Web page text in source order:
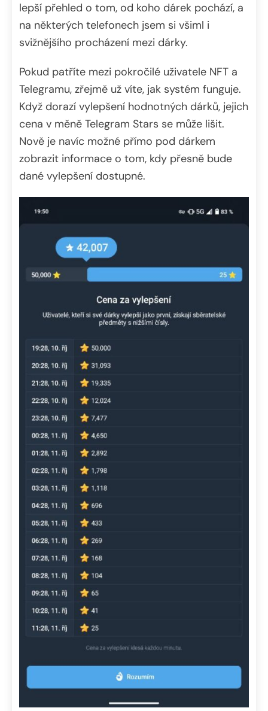
lepší přehled o tom, od koho dárek pochází, a
na některých telefonech jsem si všiml i
svižnějšího procházení mezi dárky.
Pokud patříte mezi pokročilé uživatele NFT a
Telegramu, zřejmě už víte, jak systém funguje.
Když dorazí vylepšení hodnotných dárků, jejich
cena v měně Telegram Stars se může lišit.
Nově je navíc možné přímo pod dárkem
zobrazit informace o tom, kdy přesně bude
dané vylepšení dostupné.